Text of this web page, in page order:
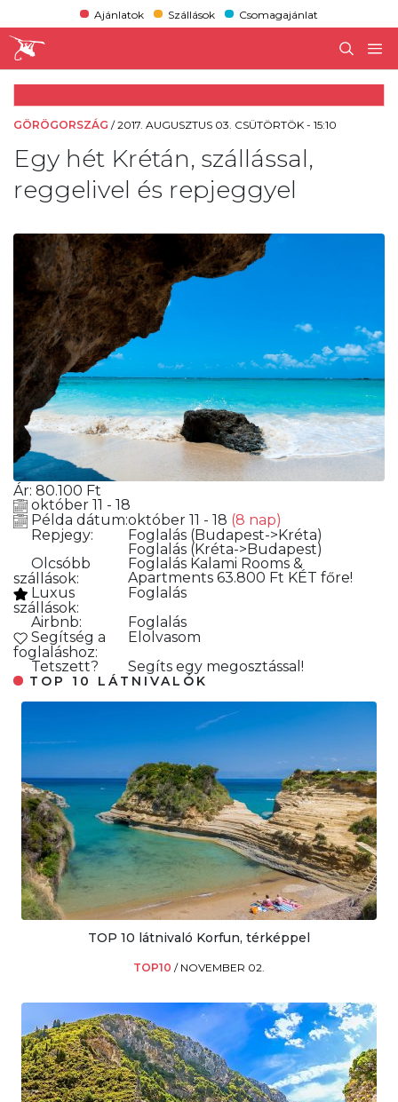
Ajánlatok Szállások Csomagajánlat
GÖRÖGORSZÁG /2017. AUGUSZTUS 03. CSÜTÖRTÖK - 15:10
Egy hét Krétán, szállással,
reggelivel és repjeggyel
Ár: 80.100 Ft
október 11 - 18
Példa dátum:október 11 - 18 (8 nap)
Repjegy:
Foglalás (Budapest->Kréta)
Foglalás (Kréta->Budapest)
Olcsóbb
szállások:
Foglalás Kalami Rooms &
Apartments 63.800 Ft KÉT főre!
Luxus
szállások:
Foglalás
Airbnb:
Foglalás
Segítség a
foglaláshoz:
Elolvasom
Tetszett?
Segíts egy megosztással!
TOP 10 LÁTNIVALÓK
TOP 10 látnivaló Korfun, térképpel
TOP10 / NOVEMBER 02.